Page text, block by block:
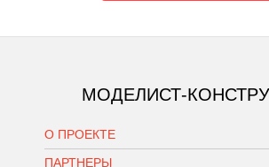
МОДЕЛИСТ-
О ПРОЕКТЕ
ПАРТНЕРЫ